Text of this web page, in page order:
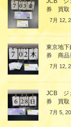
券 買取
7月 12,
東京地
券 商品
7月 12,
JCB ジ
券 買取
7月 5,